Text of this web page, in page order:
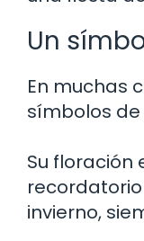
Un
En muchas
símbolos
Su floración
invierno,